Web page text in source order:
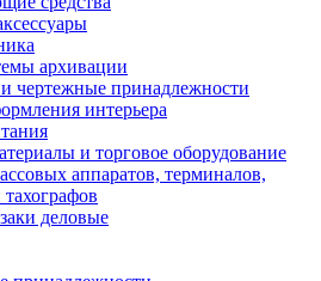
архивации
чертежные принадлежности
интерьера
и торговое оборудование
аппаратов, терминалов,
деловые